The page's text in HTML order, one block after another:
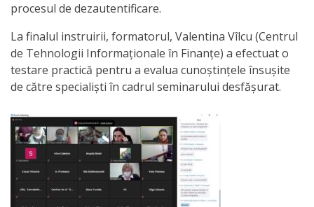
Invitații
de
participare
de
achiziții
Anticorupție
procesul de dezautentificare.
La finalul instruirii, formatorul, Valentina Vîlcu (Centrul
de Tehnologii Informaționale în Finanțe) a efectuat o
testare practică pentru a evalua cunoștințele însușite
de către specialiști în cadrul seminarului desfășurat.